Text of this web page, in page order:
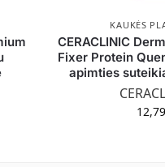
KAUKĖS
CERACLINIC
Fixer Protein
apimties
12,79